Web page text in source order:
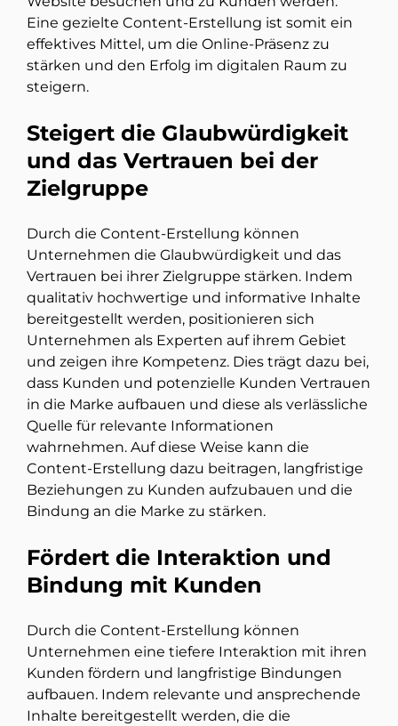
Eine gezielte Content-Erstellung ist somit ein
effektives Mittel, um die Online-Präsenz zu
stärken und den Erfolg im digitalen Raum zu
steigern.
Steigert die Glaubwürdigkeit
und das Vertrauen bei der
Zielgruppe
Durch die Content-Erstellung können
Unternehmen die Glaubwürdigkeit und das
Vertrauen bei ihrer Zielgruppe stärken. Indem
qualitativ hochwertige und informative Inhalte
bereitgestellt werden, positionieren sich
Unternehmen als Experten auf ihrem Gebiet
und zeigen ihre Kompetenz. Dies trägt dazu bei,
dass Kunden und potenzielle Kunden Vertrauen
in die Marke aufbauen und diese als verlässliche
Quelle für relevante Informationen
wahrnehmen. Auf diese Weise kann die
Content-Erstellung dazu beitragen, langfristige
Beziehungen zu Kunden aufzubauen und die
Bindung an die Marke zu stärken.
Fördert die Interaktion und
Bindung mit Kunden
Durch die Content-Erstellung können
Unternehmen eine tiefere Interaktion mit ihren
Kunden fördern und langfristige Bindungen
aufbauen. Indem relevante und ansprechende
Inhalte bereitgestellt werden, die die